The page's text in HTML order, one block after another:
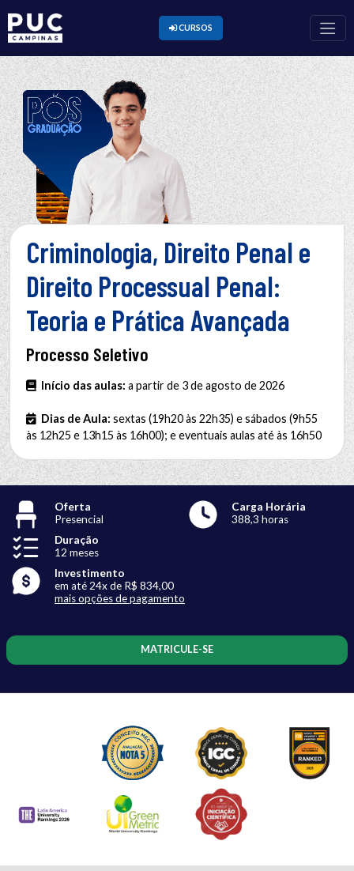
Criminologia, Direito Penal e
Direito Processual Penal:
Teoria e Prática Avançada
Processo Seletivo
Início das aulas: a partir de 3 de agosto de 2026
Dias de Aula: sextas (19h20 às 22h35) e sábados (9h55
às 12h25 e 13h15 às 16h00); e eventuais aulas até às 16h50
Oferta
Presencial
Carga Horária
388,3 horas
Duração
12 meses
Investimento
em até 24x de R$ 834,00
mais opções de pagamento
MATRICULE-SE